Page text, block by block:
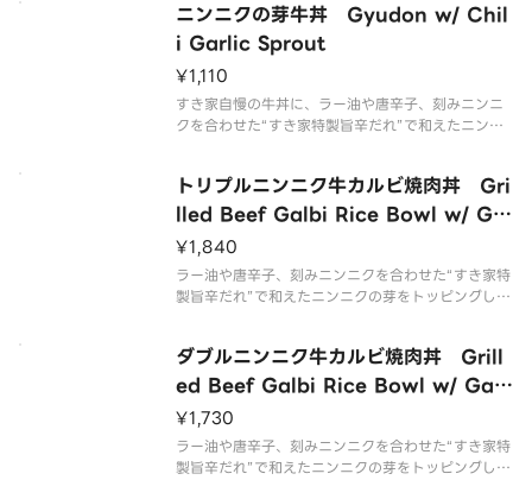
子様・辛いものが苦手な方はご注意ください。
ニンニクの芽牛丼 Gyudon w/ Chil
i Garlic Sprout
¥1,110
すき家自慢の牛丼に、ラー油や唐辛子、刻みニンニ
クを合わせた“すき家特製旨辛だれ”で和えたニンニ
さい。
トリプルニンニク牛カルビ焼肉丼 Gri
lled Beef Galbi Rice Bowl w/ Ga
rlic Boost Max
¥1,840
ラー油や唐辛子、刻みニンニクを合わせた“すき家特
製旨辛だれ”で和えたニンニクの芽をトッピングした
特製フレークをトッピングした商品です。※辛さが
強い商品です。お子様・
ダブルニンニク牛カルビ焼肉丼 Grill
ed Beef Galbi Rice Bowl w/ Garl
ic Boost
¥1,730
ラー油や唐辛子、刻みニンニクを合わせた“すき家特
製旨辛だれ”で和えたニンニクの芽をトッピングした